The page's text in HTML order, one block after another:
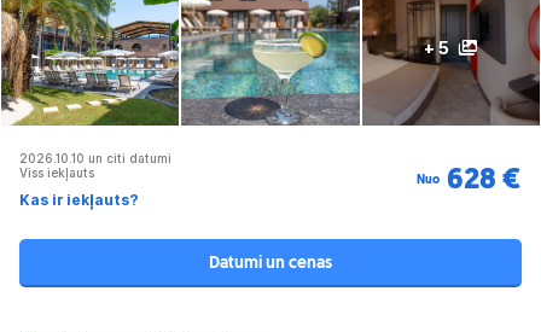
+ 5
2026.10.10 un citi datumi
Viss iekļauts
Kas ir iekļauts?
Nuo 628 €
Datumi un cenas